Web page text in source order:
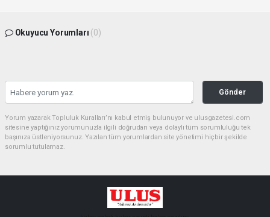
Okuyucu Yorumları (0)
Gönder
Yorum yazarak Topluluk Kuralları’nı kabul etmiş bulunuyor ve ulusgazetesi.com
sitesine yaptığınız yorumunuzla ilgili doğrudan veya dolaylı tüm sorumluluğu tek
başınıza üstleniyorsunuz. Yazılan tüm yorumlardan site yönetimi hiçbir şekilde
sorumlu tutulamaz.